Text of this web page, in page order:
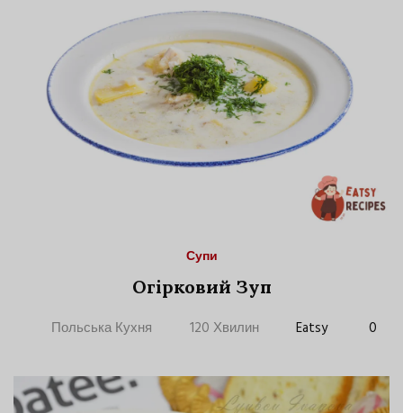
Супи
Огірковий Зуп
Польська Кухня 120 Хвилин Eatsy 0